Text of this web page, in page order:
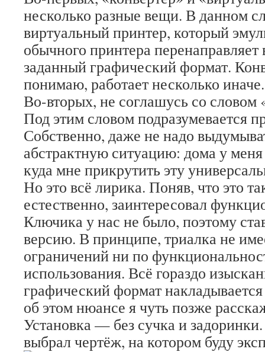
несколько разные вещи. В данном
виртуальный принтер, который
обычного принтера перенаправляет
заданный графический формат.
понимаю, работает несколько иначе.
Во-вторых, не соглашусь со словом
Под этим словом подразумевается
Собственно, даже не надо
абстрактную ситуацию: дома у
куда мне прикрутить эту
Но это всё лирика. Поняв, что это
естественно, заинтересовал
Ключика у нас не было, поэтому
версию. В принципе, триалка не
ограничений ни по
использования. Всё гораздо
графический формат
об этом нюансе я чуть позже
Установка — без сучка и задоринки.
выбрал чертёж, на котором буду